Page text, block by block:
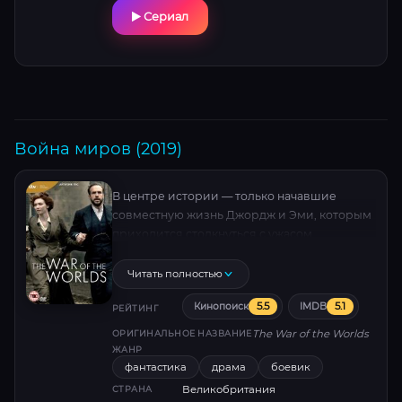
Сериал
Война миров (2019)
В центре истории — только начавшие
совместную жизнь Джордж и Эми, которым
Читать полностью
РЕЙТИНГ Кинопоиск 5.5 IMDB 5.1
ОРИГИНАЛЬНОЕ НАЗВАНИЕ The War of the Worlds
ЖАНР
фантастика драма боевик
СТРАНА Великобритания